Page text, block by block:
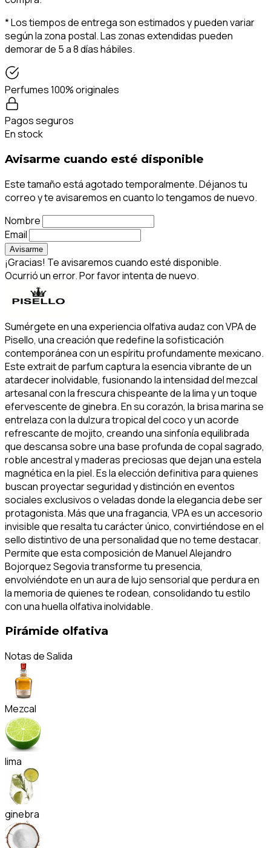
* Los tiempos de entrega son estimados y pueden variar
según la zona postal. Las zonas extendidas pueden
demorar de 5 a 8 días hábiles.
Perfumes 100% originales
Pagos seguros
En stock
Avisarme cuando esté disponible
Este tamaño está agotado temporalmente. Déjanos tu
correo y te avisaremos en cuanto lo tengamos de nuevo.
Nombre
Email
Avisarme
¡Gracias! Te avisaremos cuando esté disponible.
Ocurrió un error. Por favor intenta de nuevo.
Sumérgete en una experiencia olfativa audaz con VPA de
Pisello, una creación que redefine la sofisticación
contemporánea con un espíritu profundamente mexicano.
Este extrait de parfum captura la esencia vibrante de un
atardecer inolvidable, fusionando la intensidad del mezcal
artesanal con la frescura chispeante de la lima y un toque
efervescente de ginebra. En su corazón, la brisa marina se
entrelaza con la dulzura tropical del coco y un acorde
refrescante de mojito, creando una sinfonía equilibrada
que descansa sobre una base profunda de copal sagrado,
roble ancestral y maderas preciosas que dejan una estela
magnética en la piel. Es la elección definitiva para quienes
buscan proyectar seguridad y distinción en eventos
sociales exclusivos o veladas donde la elegancia debe ser
protagonista. Más que una fragancia, VPA es un accesorio
invisible que resalta tu carácter único, convirtiéndose en el
sello distintivo de una personalidad que no teme destacar.
Permite que esta composición de Manuel Alejandro
Bojorquez Segovia transforme tu presencia,
envolviéndote en un aura de lujo sensorial que perdura en
la memoria de quienes te rodean, consolidando tu estilo
con una huella olfativa inolvidable.
Pirámide olfativa
Notas de Salida
Mezcal
lima
ginebra